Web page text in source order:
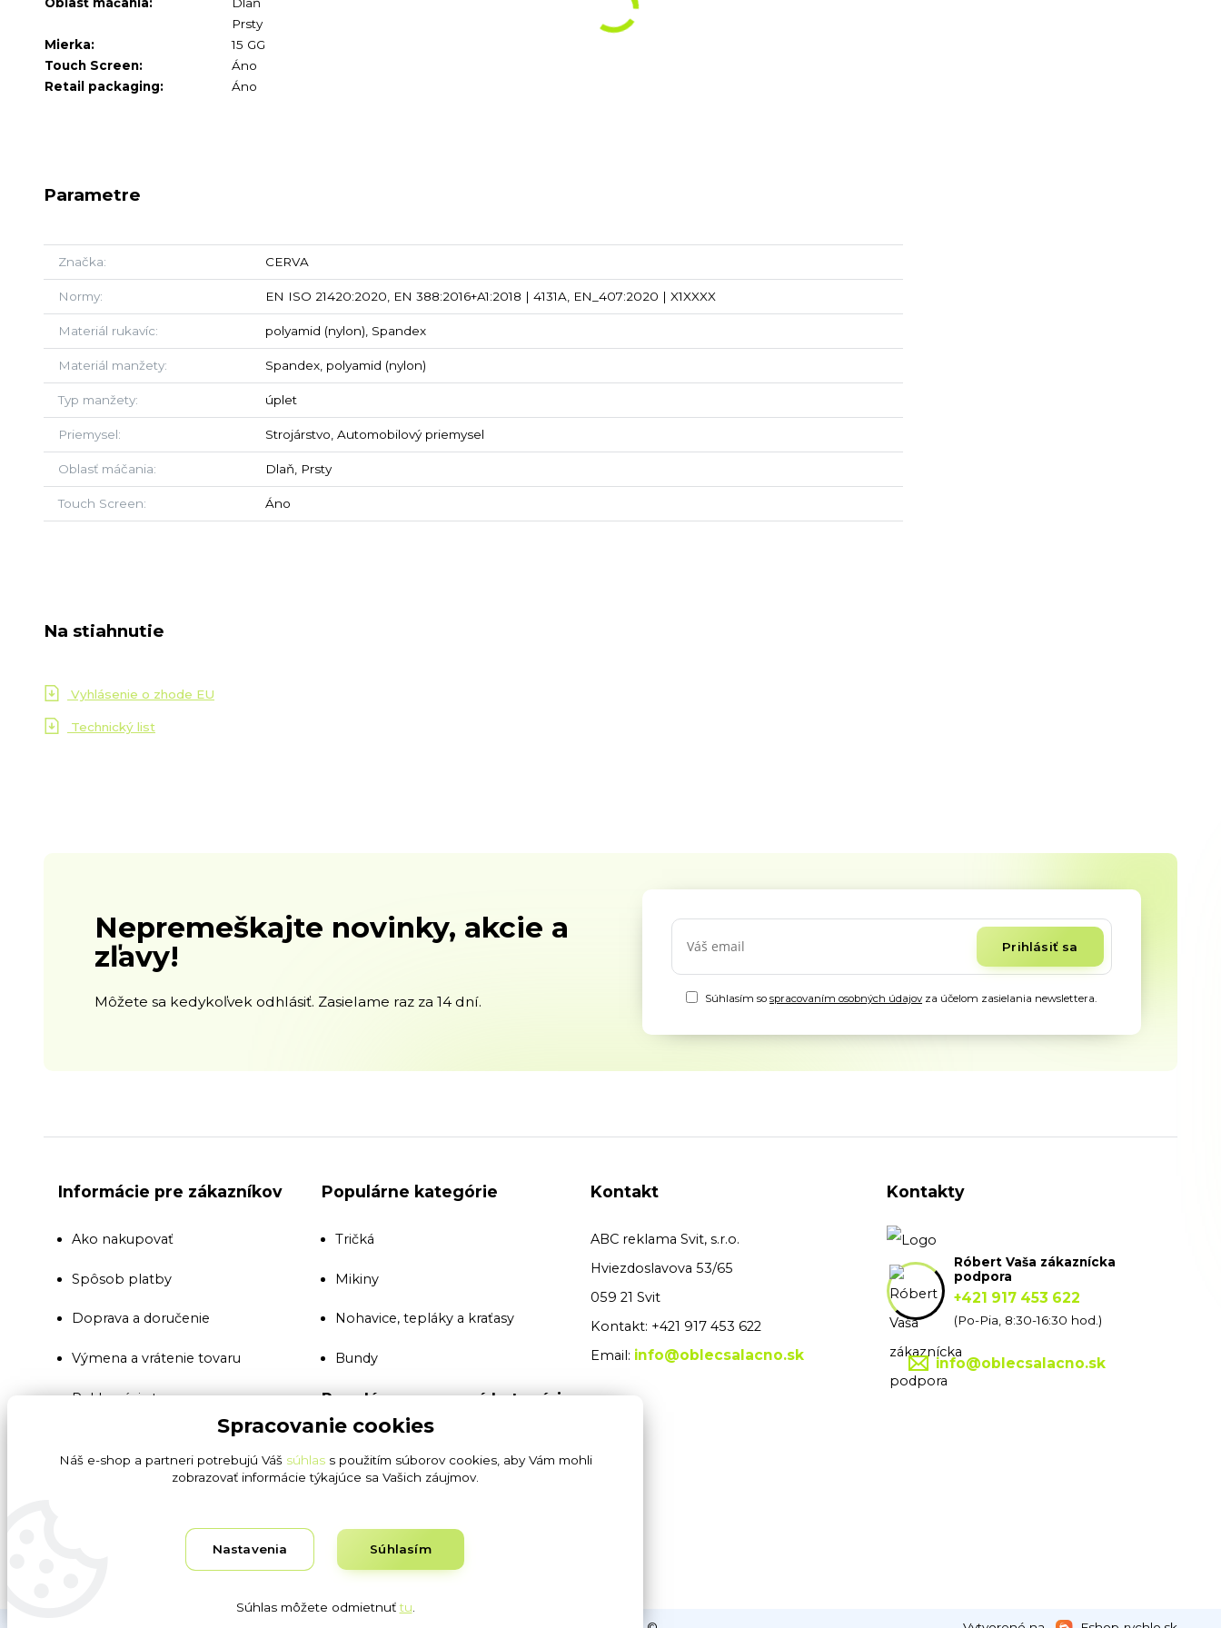
Prsty
Mierka:
15 GG
Touch Screen:
Áno
Retail packaging:
Áno
Parametre
Značka CERVA
Normy EN ISO 21420:2020, EN 388:2016+A1:2018 | 4131A, EN_407:2020 | X1XXXX
Materiál rukavíc polyamid (nylon), Spandex
Materiál manžety Spandex, polyamid (nylon)
Typ manžety úplet
Priemysel Strojárstvo, Automobilový priemysel
Oblasť máčania Dlaň, Prsty
Touch Screen Áno
Na stiahnutie
Vyhlásenie o zhode EU
Technický list
Nepremeškajte novinky, akcie a
zľavy!
Môžete sa kedykoľvek odhlásiť. Zasielame raz za 14 dní.
Prihlásiť sa
Súhlasím sospracovaním osobných údajov za účelom zasielania newslettera.
Informácie pre zákazníkov
Ako nakupovať
Spôsob platby
Doprava a doručenie
Výmena a vrátenie tovaru
Reklamácia tovaru
Všeobecné obchodné podmienky
Ochrana osobných údajov GDPR
Populárne kategórie
Tričká
Mikiny
Nohavice, tepláky a kraťasy
Bundy
Populárne pracovné kategórie
Montérkové odevy
Reflexné pracovné odevy
Pracovné rukavice
Kontakt
ABC reklama Svit, s.r.o.
Hviezdoslavova 53/65
059 21 Svit
Kontakt: +421 917 453 622
Email: info@oblecsalacno.sk
Kontakty
Róbert Vaša zákaznícka
podpora
+421 917 453 622
(Po-Pia, 8:30-16:30 hod.)
info@oblecsalacno.sk
Spracovanie cookies
Náš e-shop a partneri potrebujú Váš súhlass použitím súborov cookies, aby Vám mohli
zobrazovať informácie týkajúce sa Vašich záujmov.
Nastavenia Súhlasím
Súhlas môžete odmietnuťtu